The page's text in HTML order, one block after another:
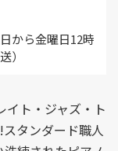
から金曜日12時
）
イト・ジャズ・ト
タンダード職人